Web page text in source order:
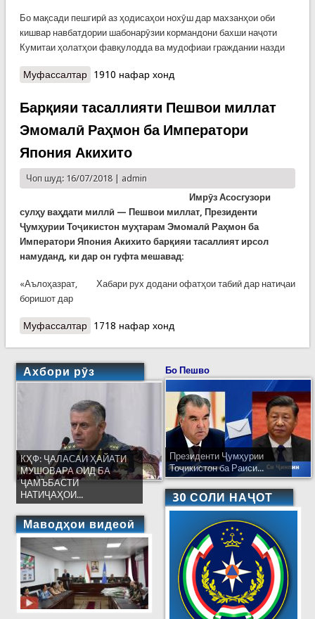
Бо мақсади пешгирӣ аз ҳодисаҳои нохӯш дар махзанҳои оби
кишвар навбатдории шабонарӯзии кормандони бахши наҷоти
Кумитаи ҳолатҳои фавқулодда ва мудофиаи граждании назди
Муфассалтаро Наҷоти ҷавоне, ки мехост худкушӣ кунад
1910 нафар хонд
Барқияи тасаллияти Пешвои миллат
Эмомалӣ Раҳмон ба Императори
Япония Акихито
Чоп шуд: 16/07/2018 | admin
Имрӯз Асосгузори
сулҳу ваҳдати миллӣ — Пешвои миллат, Президенти
Ҷумҳурии Тоҷикистон муҳтарам Эмомалӣ Раҳмон ба
Императори Япония Акихито барқияи тасаллият ирсол
намуданд, ки дар он гуфта мешавад:
«Аълоҳазрат, Хабари рух додани офатҳои табиӣ дар натиҷаи
боришот дар
Муфассалтаро Барқияи тасаллияти Пешвои миллат Эмомалӣ
1718 нафар хонд
Ахбори рӯз
КҲФ: ҶАЛАСАИ ҲАЙАТИ
МУШОВАРА ОИД БА
ҶАМЪБАСТИ
НАТИҶАҲОИ...
Маводҳои видеоӣ
Бо Пешво
Президенти Ҷумҳурии
Тоҷикистон ба Раиси...
30 СОЛИ НАҶОТ